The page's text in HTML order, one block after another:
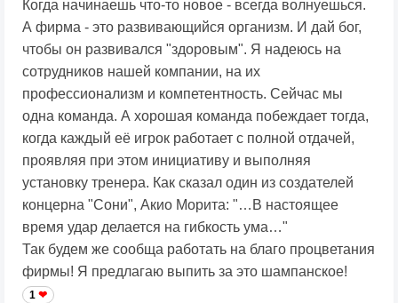
Когда начинаешь что-то новое - всегда волнуешься.
А фирма - это развивающийся организм. И дай бог,
чтобы он развивался "здоровым". Я надеюсь на
сотрудников нашей компании, на их
профессионализм и компетентность. Сейчас мы
одна команда. А хорошая команда побеждает тогда,
когда каждый её игрок работает с полной отдачей,
проявляя при этом инициативу и выполняя
установку тренера. Как сказал один из создателей
концерна "Сони", Акио Морита: "…В настоящее
время удар делается на гибкость ума…"
Так будем же сообща работать на благо процветания
фирмы! Я предлагаю выпить за это шампанское!
1